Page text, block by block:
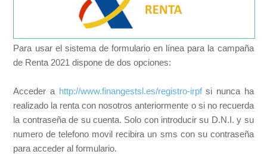
Para usar el sistema de formulario en línea para la campaña
de Renta 2021 dispone de dos opciones:
Acceder a http://www.finangestsl.es/registro-irpfsi nunca ha
realizado la renta con nosotros anteriormente o si no recuerda
la contraseña de su cuenta. Solo con introducir su D.N.I. y su
numero de telefono movil recibira un sms con su contraseña
para acceder al formulario.